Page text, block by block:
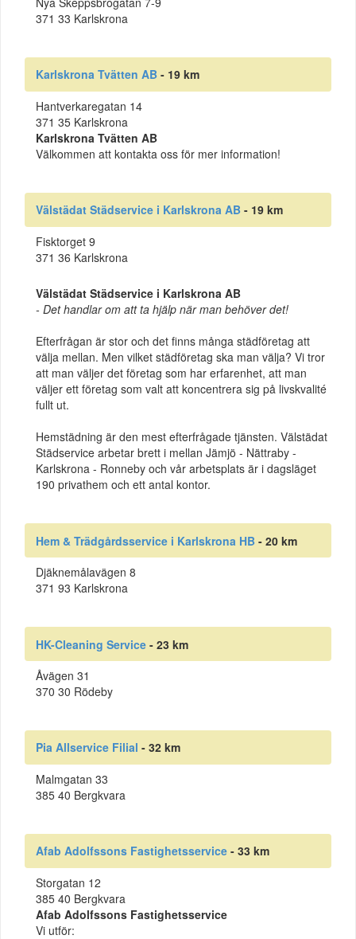
371 33 Karlskrona
Karlskrona Tvätten AB - 19 km
Hantverkaregatan 14
371 35 Karlskrona
Karlskrona Tvätten AB
Välkommen att kontakta oss för mer information!
Välstädat Städservice i Karlskrona AB - 19 km
Fisktorget 9
371 36 Karlskrona
Välstädat Städservice i Karlskrona AB
- Det handlar om att ta hjälp när man behöver det!
Efterfrågan är stor och det finns många städföretag att
välja mellan. Men vilket städföretag ska man välja? Vi tror
att man väljer det företag som har erfarenhet, att man
väljer ett företag som valt att koncentrera sig på livskvalité
fullt ut.
Hemstädning är den mest efterfrågade tjänsten. Välstädat
Städservice arbetar brett i mellan Jämjö - Nättraby -
Karlskrona - Ronneby och vår arbetsplats är i dagsläget
190 privathem och ett antal kontor.
Hem & Trädgårdsservice i Karlskrona HB - 20 km
Djäknemålavägen 8
371 93 Karlskrona
HK-Cleaning Service - 23 km
Åvägen 31
370 30 Rödeby
Pia Allservice Filial - 32 km
Malmgatan 33
385 40 Bergkvara
Afab Adolfssons Fastighetsservice - 33 km
Storgatan 12
385 40 Bergkvara
Afab Adolfssons Fastighetsservice
Vi utför: